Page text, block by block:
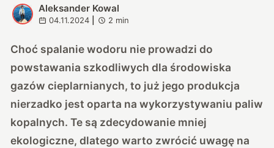
A
Aleksander Kowal
04.11.2024 2 min
Choć spalanie wodoru nie prowadzi do
powstawania szkodliwych dla środowiska
gazów cieplarnianych, to już jego produkcja
nierzadko jest oparta na wykorzystywaniu paliw
kopalnych. Te są zdecydowanie mniej
ekologiczne, dlatego warto zwrócić uwagę na